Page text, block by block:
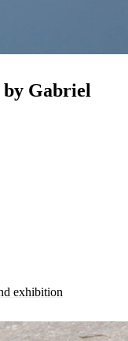
Gabriel
exhibition